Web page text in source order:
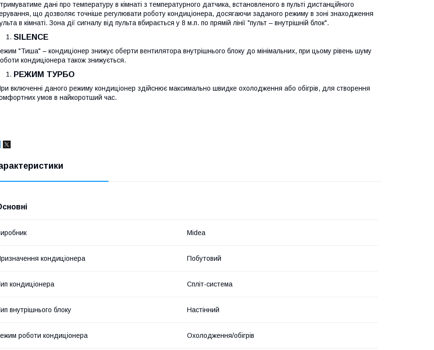
дані про температуру в кімнаті з температурного датчика, встановленого в пульті дистанційного
що дозволяє точніше регулювати роботу кондиціонера, досягаючи заданого режиму в зоні знаходження
в кімнаті. Зона дії сигналу від пульта вбирається у 8 м.п. по прямій лінії "пульт – внутрішній блок".
SILENCE
"Тиша" – кондиціонер знижує оберти вентилятора внутрішнього блоку до мінімальних, при цьому рівень шуму
кондиціонера також знижується.
РЕЖИМ ТУРБО
включенні даного режиму кондиціонер здійснює максимально швидке охолодження або обігрів, для створення
умов в найкоротший час.
Midea
кондиціонера Побутовий
кондиціонера Спліт-система
внутрішнього блоку Настінний
роботи кондиціонера Охолодження/обігрів